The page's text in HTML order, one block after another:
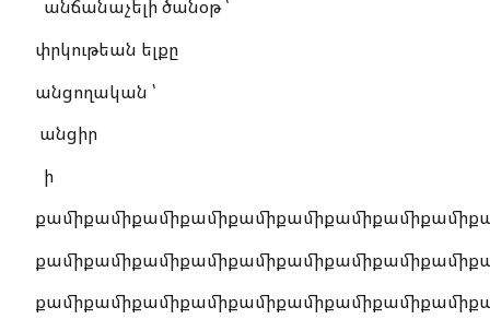
անճանաչելի ծանօթ ՝
փրկութեան ելքը
անցողական ՝
անցիր
ի